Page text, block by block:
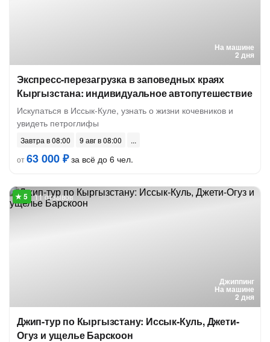
На машине
2 дня
Экспресс-перезагрузка в заповедных краях
Кыргызстана: индивидуальное автопутешествие
Искупаться в Иссык-Куле, узнать о жизни кочевников и
увидеть петроглифы
Завтра в 08:00
9 авг в 08:00
от63 000 ₽за всё до 6 чел.
Джиппинг
На машине
2 дня
11 отзывов
Джип-тур по Кыргызстану: Иссык-Куль, Джети-
Огуз и ущелье Барскоон